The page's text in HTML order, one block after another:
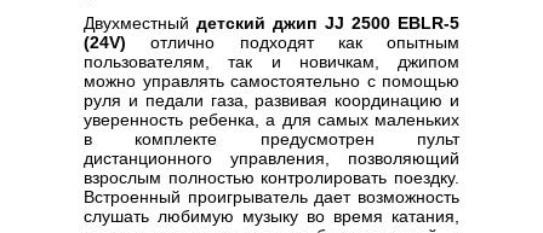
Двухместныйдетский джип JJ 2500 EBLR-5
(24V) отлично подходят как опытным
пользователям, так и новичкам, джипом
можно управлять самостоятельно с помощью
руля и педали газа, развивая координацию и
уверенность ребенка, а для самых маленьких
в комплекте предусмотрен пульт
дистанционного управления, позволяющий
взрослым полностью контролировать поездку.
Встроенный проигрыватель дает возможность
слушать любимую музыку во время катания,